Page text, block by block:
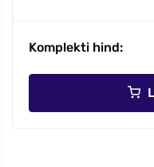
Komplekti hind: